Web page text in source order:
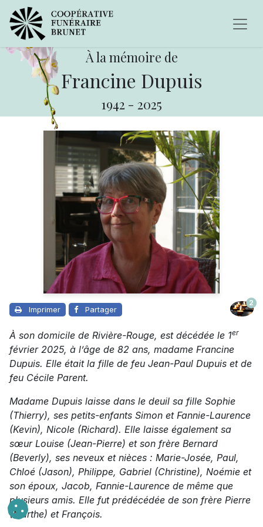
À la mémoire de
Francine Dupuis
1942 - 2025
Imprimer Partager
2
À son domicile de Rivière-Rouge, est décédée le 1er
février 2025, à l’âge de 82 ans, madame Francine
Dupuis. Elle était la fille de feu Jean-Paul Dupuis et de
feu Cécile Parent.
Madame Dupuis laisse dans le deuil sa fille Sophie
(Thierry), ses petits-enfants Simon et Fannie-Laurence
(Kevin), Nicole (Richard). Elle laisse également sa
sœur Louise (Jean-Pierre) et son frère Bernard
(Beverly), ses neveux et nièces : Marie-Josée, Paul,
Chloé (Jason), Philippe, Gabriel (Christine), Noémie et
son époux, Jacob, Fannie-Laurence de même que
plusieurs amis. Elle fut prédécédée de son frère Pierre
(Marthe) et François.